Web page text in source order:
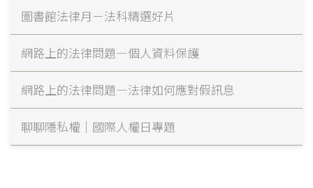
圖書館法律月－法科精選好片
網路上的法律問題—個人資料保護
網路上的法律問題—法律如何應對假訊息
聊聊隱私權｜國際人權日專題